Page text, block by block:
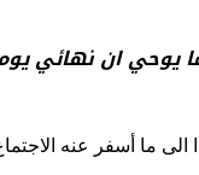
النهائي، انهزم الفريق الوطني،
ما أسفر عنه